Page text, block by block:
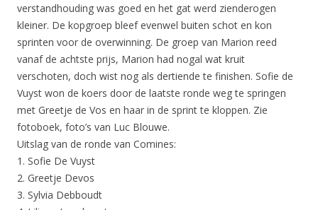
verstandhouding was goed en het gat werd zienderogen
kleiner. De kopgroep bleef evenwel buiten schot en kon
sprinten voor de overwinning. De groep van Marion reed
vanaf de achtste prijs, Marion had nogal wat kruit
verschoten, doch wist nog als dertiende te finishen. Sofie de
Vuyst won de koers door de laatste ronde weg te springen
met Greetje de Vos en haar in de sprint te kloppen. Zie
fotoboek, foto’s van Luc Blouwe.
Uitslag van de ronde van Comines:
1. Sofie De Vuyst
2. Greetje Devos
3. Sylvia Debboudt